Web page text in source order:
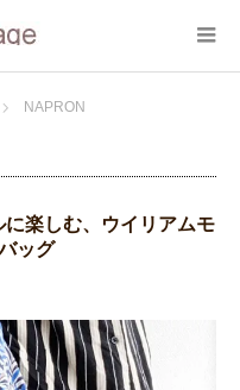
NAPRON
楽しむ、ウイリアムモ
ッグ